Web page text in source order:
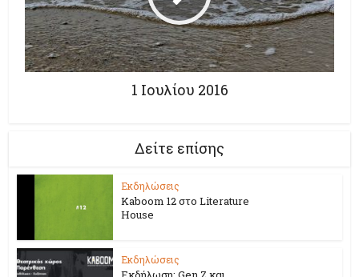
1 Ιουλίου 2016
Δείτε επίσης
Εκδηλώσεις
Kaboom 12 στο Literature
House
Εκδηλώσεις